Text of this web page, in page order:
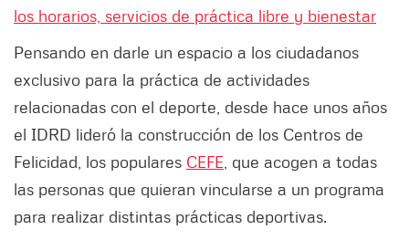
los horarios, servicios de práctica libre y bienestar
Pensando en darle un espacio a los ciudadanos
exclusivo para la práctica de actividades
relacionadas con el deporte, desde hace unos años
el IDRD lideró la construcción de los Centros de
Felicidad, los populares CEFE , que acogen a todas
las personas que quieran vincularse a un programa
para realizar distintas prácticas deportivas.